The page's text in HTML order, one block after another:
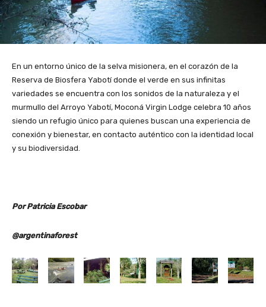
En un entorno único de la selva misionera, en el corazón de la
Reserva de Biosfera Yabotí donde el verde en sus infinitas
variedades se encuentra con los sonidos de la naturaleza y el
murmullo del Arroyo Yabotí, Moconá Virgin Lodge celebra 10 años
siendo un refugio único para quienes buscan una experiencia de
conexión y bienestar, en contacto auténtico con la identidad local
y su biodiversidad.
Por Patricia Escobar
@argentinaforest